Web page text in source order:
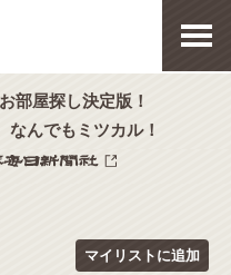
部屋探し決定版！
なんでもミツカル！
マイリストに追加